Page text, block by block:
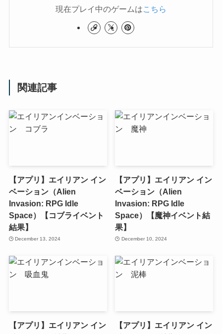
現在プレイ中のゲームはこちら
関連記事
【アプリ】エイリアン イン
ベーション（Alien
Invasion: RPG Idle
Space）【コブライベント
結果】
December 13, 2024
【アプリ】エイリアン イン
ベーション（Alien
Invasion: RPG Idle
Space）【魔神イベント結
果】
December 10, 2024
【アプリ】エイリアン イン
【アプリ】エイリアン イン